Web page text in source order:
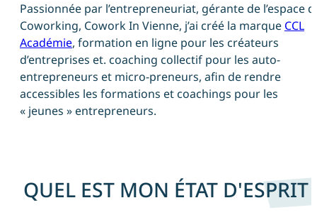
Passionnée par l’entrepreneuriat, gérante de l’espace
Coworking, Cowork In Vienne, j’ai créé la marque CCL
Académie, formation en ligne pour les créateurs
d’entreprises et. coaching collectif pour les auto-
entrepreneurs et micro-preneurs, afin de rendre
accessibles les formations et coachings pour les
« jeunes » entrepreneurs.
QUEL EST MON ÉTAT D'ESPRIT